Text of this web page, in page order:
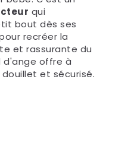
bien plus qu'un
bébé. C'est un
qui
bout dès ses
recréer la
et rassurante du
et sécurisé.